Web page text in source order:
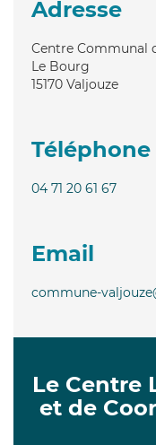
Adresse
Centre Communal
Le Bourg
15170 Valjouze
Téléphone
04 71 20 61 67
Email
commune-
Le Centre
et de